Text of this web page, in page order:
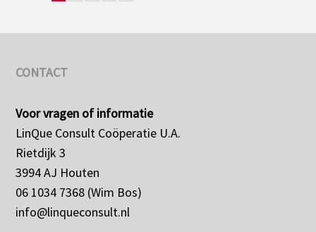
CONTACT
Voor vragen of informatie
LinQue Consult Coöperatie U.A.
Rietdijk 3
3994 AJ Houten
06 1034 7368 (Wim Bos)
info@linqueconsult.nl